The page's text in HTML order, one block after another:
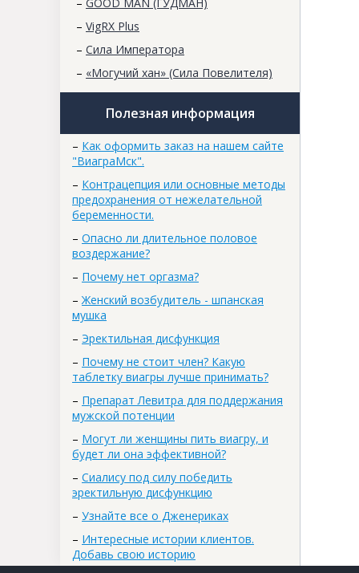
– VigRX Plus
– Сила Императора
– «Могучий хан» (Сила Повелителя)
Полезная информация
– Как оформить заказ на нашем сайте
"ВиаграМск".
– Контрацепция или основные методы
предохранения от нежелательной
беременности.
– Опасно ли длительное половое
воздержание?
– Почему нет оргазма?
–Женский возбудитель - шпанская
мушка
– Эректильная дисфункция
– Почему не стоит член? Какую
таблетку виагры лучше принимать?
– Препарат Левитра для поддержания
мужской потенции
– Могут ли женщины пить виагру, и
будет ли она эффективной?
– Сиалису под силу победить
эректильную дисфункцию
– Узнайте все о Дженериках
– Интересные истории клиентов.
Добавь свою историю